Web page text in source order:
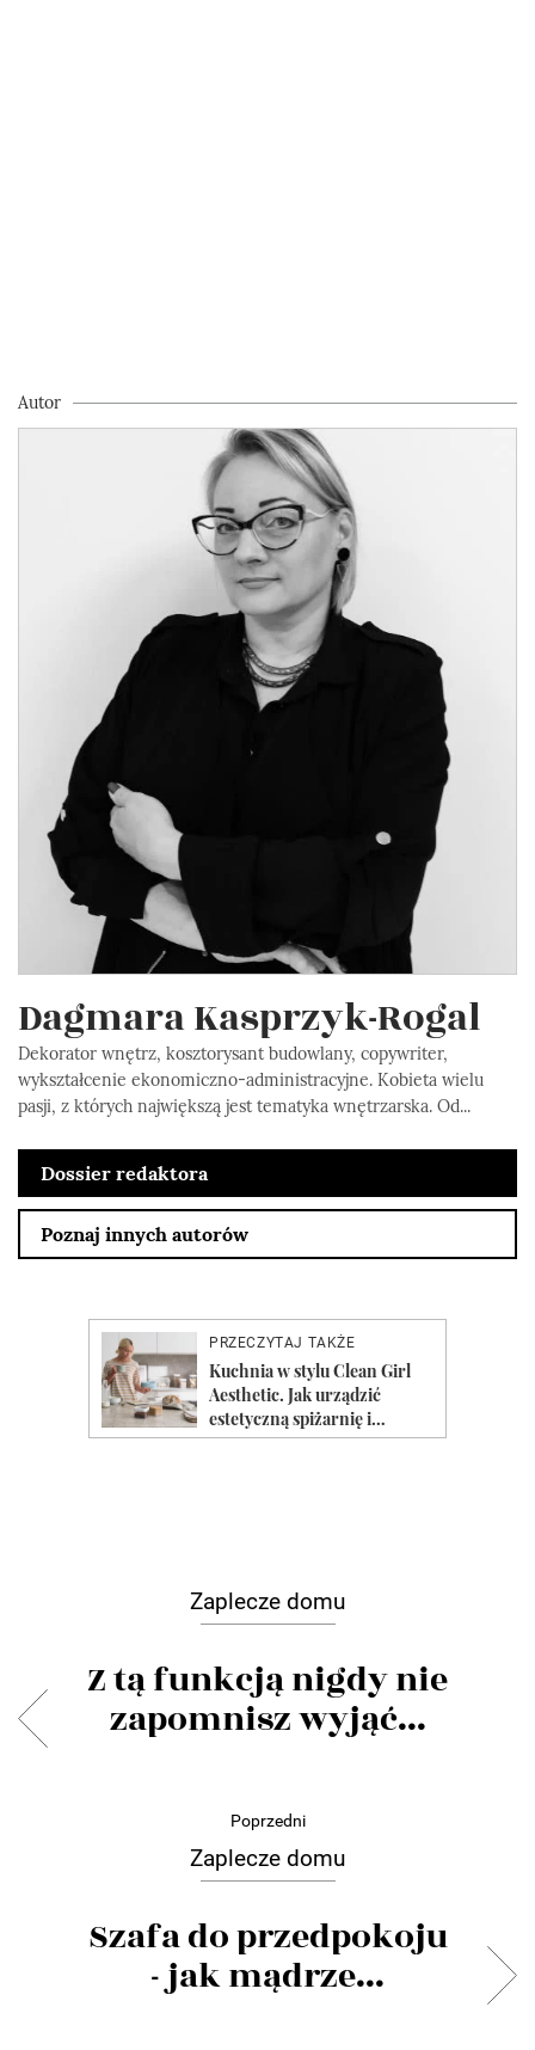
Autor
Dagmara Kasprzyk-Rogal
Dekorator wnętrz, kosztorysant budowlany, copywriter,
wykształcenie ekonomiczno-administracyjne. Kobieta wielu
pasji, z których największą jest tematyka wnętrzarska. Od...
Dossier redaktora
Poznaj innych autorów
Zaplecze domu
Z tą funkcją nigdy nie
zapomnisz wyjąć...
Poprzedni
Zaplecze domu
Szafa do przedpokoju
- jak mądrze...